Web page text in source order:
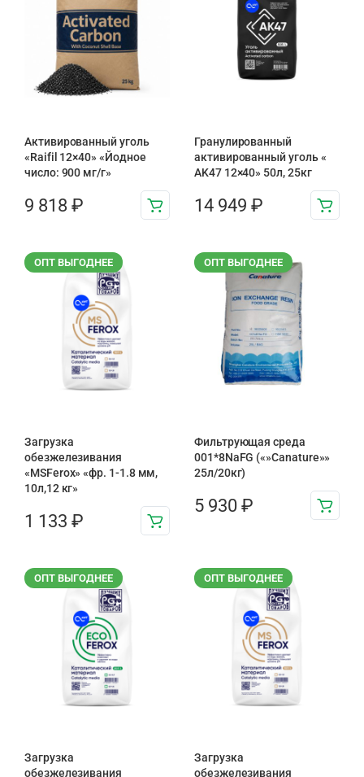
Активированный уголь
«Raifil 12×40» «Йодное
число: 900 мг/г»
9 818 ₽
Гранулированный
активированный уголь «
AK47 12×40» 50л, 25кг
14 949 ₽
ОПТ ВЫГОДНЕЕ
Загрузка
обезжелезивания
«MSFerox» «фр. 1-1.8 мм,
10л,12 кг»
1 133 ₽
ОПТ ВЫГОДНЕЕ
Фильтрующая среда
001*8NaFG («»Canature»»
25л/20кг)
5 930 ₽
ОПТ ВЫГОДНЕЕ
Загрузка
обезжелезивания
ОПТ ВЫГОДНЕЕ
Загрузка
обезжелезивания